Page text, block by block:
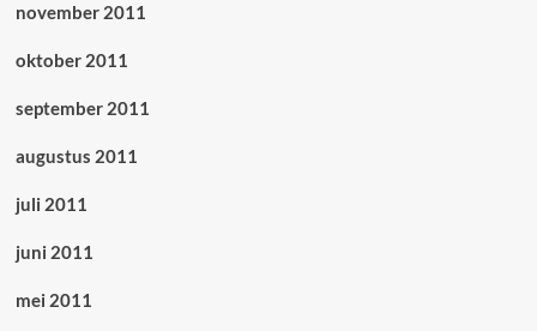
november 2011
oktober 2011
september 2011
augustus 2011
juli 2011
juni 2011
mei 2011